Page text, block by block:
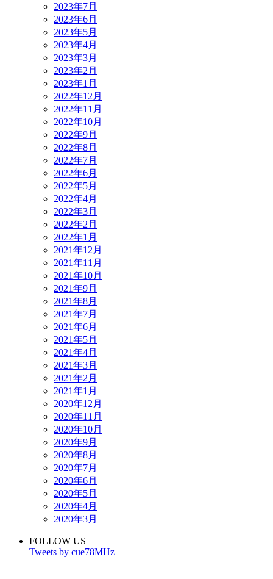
2023年7月
2023年6月
2023年5月
2023年4月
2023年3月
2023年2月
2023年1月
2022年12月
2022年11月
2022年10月
2022年9月
2022年8月
2022年7月
2022年6月
2022年5月
2022年4月
2022年3月
2022年2月
2022年1月
2021年12月
2021年11月
2021年10月
2021年9月
2021年8月
2021年7月
2021年6月
2021年5月
2021年4月
2021年3月
2021年2月
2021年1月
2020年12月
2020年11月
2020年10月
2020年9月
2020年8月
2020年7月
2020年6月
2020年5月
2020年4月
2020年3月
FOLLOW US
Tweets by cue78MHz